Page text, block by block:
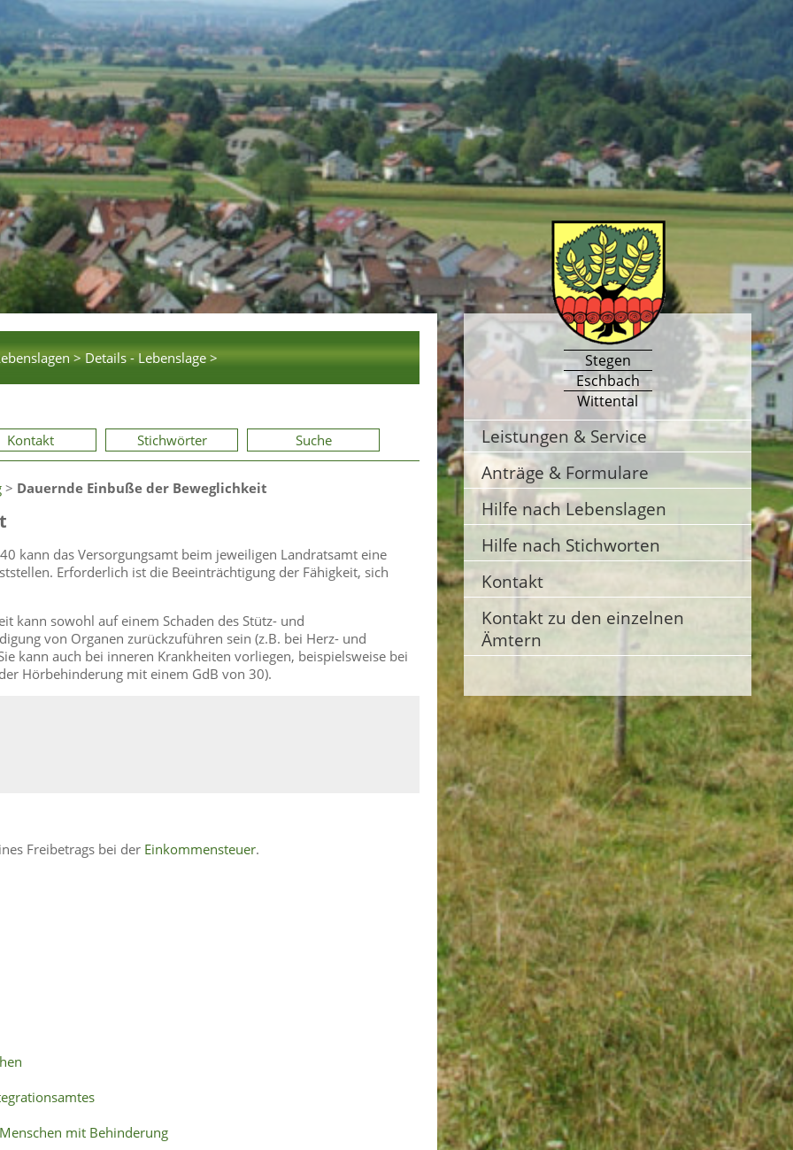
> Details - Lebenslage >
Kontakt Stichwörter Suche
> Dauernde Einbuße der Beweglichkeit
kann das Versorgungsamt beim jeweiligen Landratsamt eine
Erforderlich ist die Beeinträchtigung der Fähigkeit, sich
kann sowohl auf einem Schaden des Stütz- und
von Organen zurückzuführen sein (z.B. bei Herz- und
kann auch bei inneren Krankheiten vorliegen, beispielsweise bei
Hörbehinderung mit einem GdB von 30).
Freibetrags bei der Einkommensteuer.
mit Behinderung
Stegen
Eschbach
Wittental
Leistungen & Service
Anträge & Formulare
Hilfe nach Lebenslagen
Hilfe nach Stichworten
Kontakt
Kontakt zu den einzelnen
Ämtern